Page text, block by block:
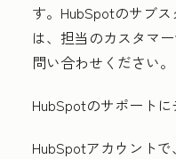
す。HubSpotのサブ
は、担当のカスタマ
問い合わせください。
HubSpotのサポートに
HubSpotアカウント